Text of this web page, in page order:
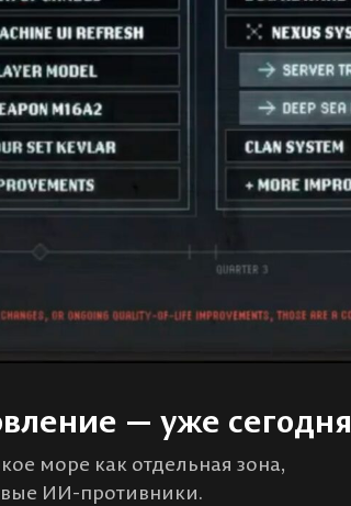
— уже сегодня
море как отдельная зона,
ИИ-противники.